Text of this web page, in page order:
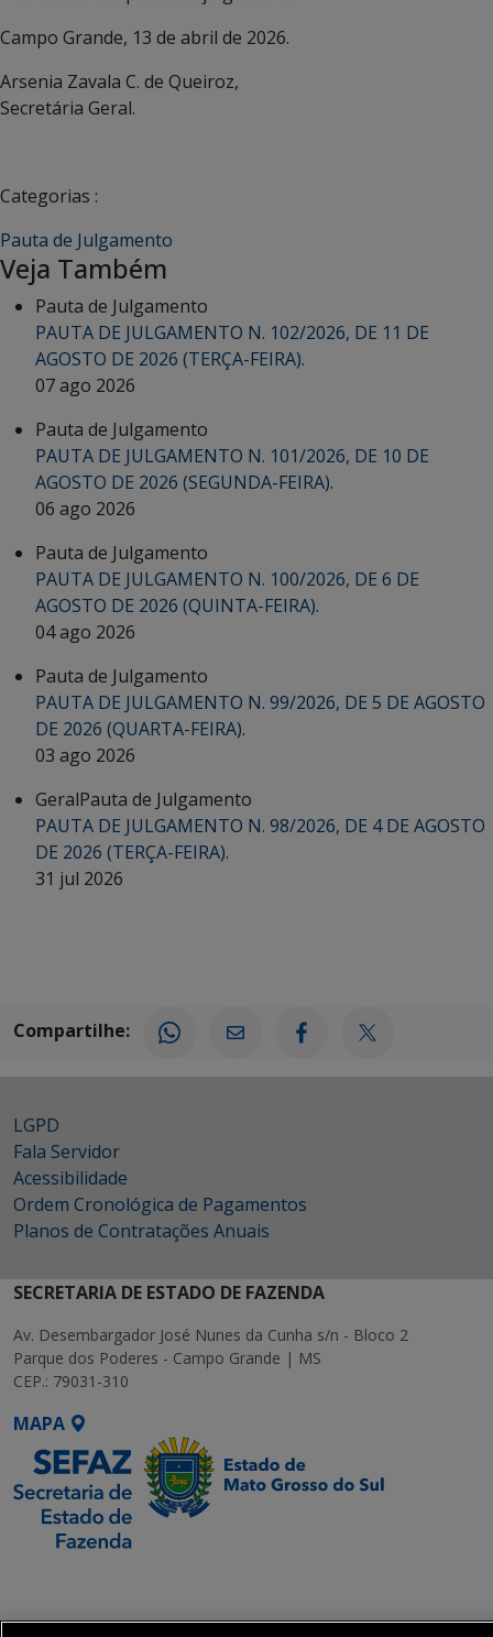
Campo Grande, 13 de abril de 2026.
Arsenia Zavala C. de Queiroz,
Secretária Geral.
Categorias :
Pauta de Julgamento
Veja Também
Pauta de Julgamento
PAUTA DE JULGAMENTO N. 102/2026, DE 11 DE
AGOSTO DE 2026 (TERÇA-FEIRA).
07 ago 2026
Pauta de Julgamento
PAUTA DE JULGAMENTO N. 101/2026, DE 10 DE
AGOSTO DE 2026 (SEGUNDA-FEIRA).
06 ago 2026
Pauta de Julgamento
PAUTA DE JULGAMENTO N. 100/2026, DE 6 DE
AGOSTO DE 2026 (QUINTA-FEIRA).
04 ago 2026
Pauta de Julgamento
PAUTA DE JULGAMENTO N. 99/2026, DE 5 DE AGOSTO
DE 2026 (QUARTA-FEIRA).
03 ago 2026
GeralPauta de Julgamento
PAUTA DE JULGAMENTO N. 98/2026, DE 4 DE AGOSTO
DE 2026 (TERÇA-FEIRA).
31 jul 2026
Compartilhe:
LGPD
Fala Servidor
Acessibilidade
Ordem Cronológica de Pagamentos
Planos de Contratações Anuais
SECRETARIA DE ESTADO DE FAZENDA
Av. Desembargador José Nunes da Cunha s/n - Bloco 2
Parque dos Poderes - Campo Grande | MS
CEP.: 79031-310
MAPA
Transformação Digital